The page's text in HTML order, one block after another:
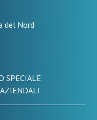
del Nord
SPECIALE